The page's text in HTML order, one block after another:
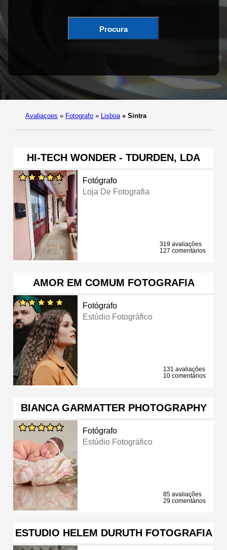
Procura
Avaliaçoes » Fotografo » Lisboa » Sintra
HI-TECH WONDER - TDURDEN, LDA
Fotógrafo
Loja De Fotografia
319 avaliações
127 comentários
AMOR EM COMUM FOTOGRAFIA
Fotógrafo
Estúdio Fotográfico
131 avaliações
10 comentários
BIANCA GARMATTER PHOTOGRAPHY
Fotógrafo
Estúdio Fotográfico
85 avaliações
29 comentários
ESTUDIO HELEM DURUTH FOTOGRAFIA